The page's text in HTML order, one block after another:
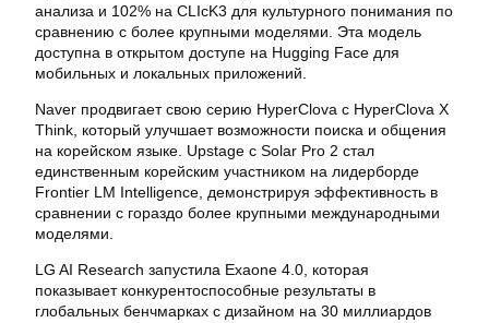
анализа и 102% на CLIcK3 для культурного понимания по
сравнению с более крупными моделями. Эта модель
доступна в открытом доступе на Hugging Face для
мобильных и локальных приложений.
Naver продвигает свою серию HyperClova с HyperClova X
Think, который улучшает возможности поиска и общения
на корейском языке. Upstage с Solar Pro 2 стал
единственным корейским участником на лидерборде
Frontier LM Intelligence, демонстрируя эффективность в
сравнении с гораздо более крупными международными
моделями.
LG AI Research запустила Exaone 4.0, которая
показывает конкурентоспособные результаты в
глобальных бенчмарках с дизайном на 30 миллиардов